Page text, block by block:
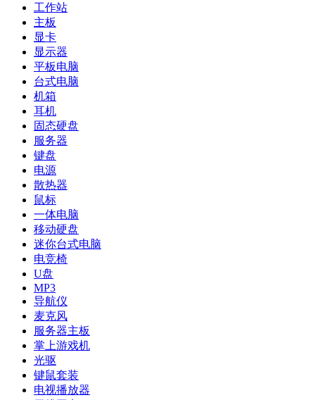
工作站
主板
显卡
显示器
平板电脑
台式电脑
机箱
耳机
固态硬盘
服务器
键盘
电源
散热器
鼠标
一体电脑
移动硬盘
迷你台式电脑
电竞椅
U盘
MP3
导航仪
麦克风
服务器主板
掌上游戏机
光驱
键鼠套装
电视播放器